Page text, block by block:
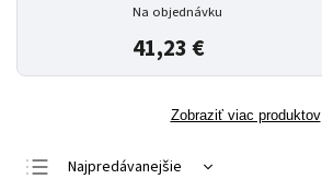
Na objednávku
41,23 €
Zobraziť viac produktov
Najpredávanejšie